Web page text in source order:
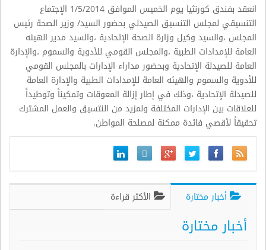
انعقد بفندق كورنثيا يوم الخميس الموافق 1/5/2014 الإجتماع
التنسيقي لمجلس التنسيق الصيدلي بحضور السيد/ وزير الصحة رئيس
المجلس ،والسيد وكيل وزارة الصحة الإتحادية ،والسيد مدير الهيئه
العامة للإمدادات الطبية ،والمجلس القومي للأدوية والسموم ،والإدارة
العامة للصيدلة الإتحادية وبحضور مداراء الإدارات بالمجلس القومي
للأدوية والسموم والهيئه العامة للإمدادات الطبية والإدارة العامة
للصيدلة الإتحادية ،وذلك في إطار إزالة المعوقات وتمكيناً وتوطيداً
للعلاقات بين الإدارات المختلفة ولمزيد من النتسيق والعمل المشترك
تحقيقاً لأقصي فائدة ممكنة لمصلحة المواطن.
أخبار مختارة الأكثر قراءة
أخبار مختارة